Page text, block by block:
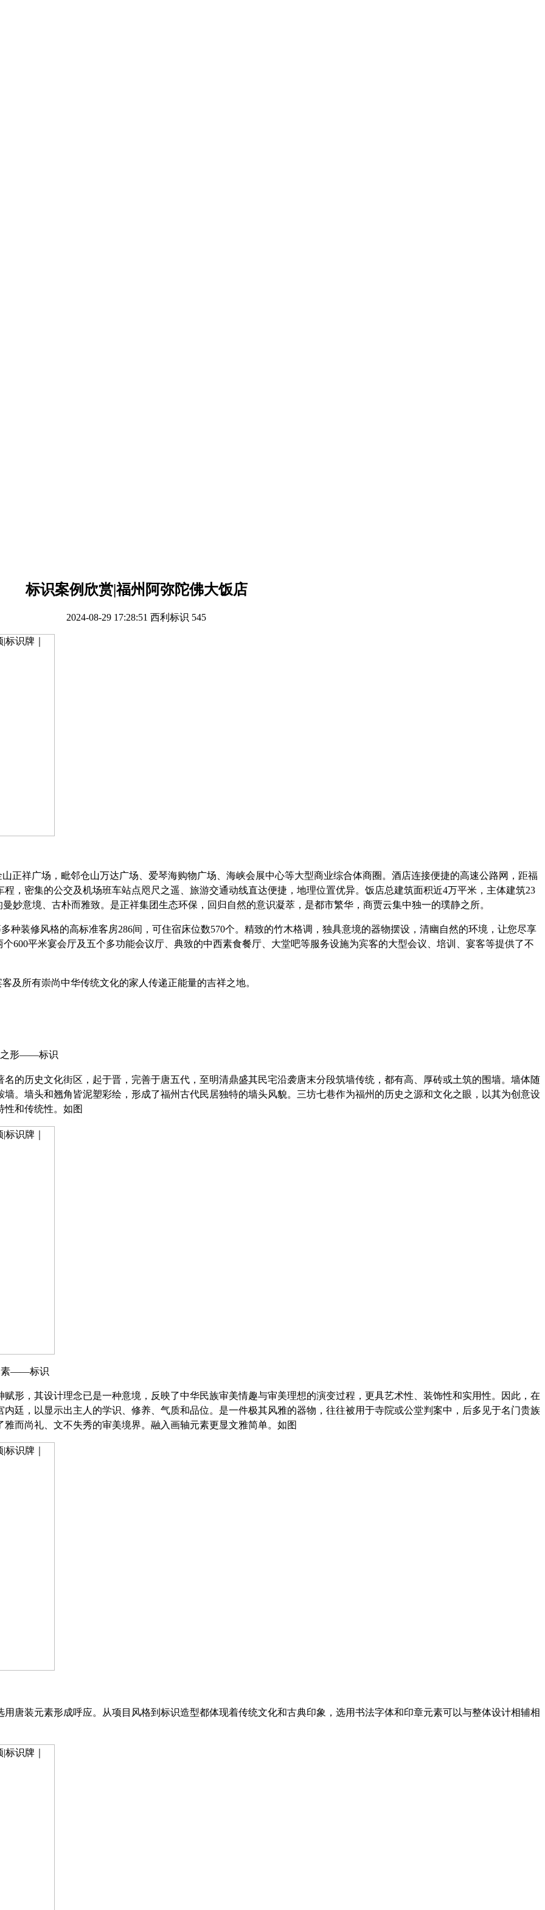
标识案例欣赏|福州阿弥陀佛大饭店
2024-08-29 17:28:51 西利标识 545
正祥广场，毗邻仓山万达广场、爱琴海购物广场、海峡会展中心等大型商业综合体商圈。酒店连接便捷的高速公路网，距福
，密集的公交及机场班车站点咫尺之遥、旅游交通动线直达便捷，地理位置优异。饭店总建筑面积近4万平米，主体建筑23
妙意境、古朴而雅致。是正祥集团生态环保，回归自然的意识凝萃 ， 是都市繁华，商贾云集中独一的璞静之所。
种装修风格的高标准客房286间，可住宿床位数570个。精致的竹木格调，独具意境的器物摆设，清幽自然的环境，让您尽享
600平米宴会厅及五个多功能会议厅、典致的中西素食餐厅、大堂吧等服务设施为宾客的大型会议、培训、宴客等提供了不
及所有崇尚中华传统文化的家人传递正能量的吉祥之地。
之形——标识
的历史文化街区， 起于晋，完善于唐五代，至明清鼎盛其民宅沿袭唐末分段筑墙传统，都有高、厚砖或土筑的围墙。墙体随
墙。墙头和翘角皆泥塑彩绘，形成了福州古代民居独特的墙头风貌。 三坊七巷作为福州的历史之源和文化之眼，以其为创意设
和传统性。 如图
素——标识
形，其设计理念已是一种意境，反映了中华民族审美情趣与审美理想的演变过程，更具艺术性、装饰性和实用性。因此，在
廷，以显示出主人的学识、修养、气质和品位。 是一件极其风雅的器物，往往被用于寺院或公堂判案中，后多见于名门贵族
而尚礼、文不失秀的审美境界。融入画轴元素更显文雅简单。 如图
唐装元素形成呼应。从项目风格到标识造型都体现着传统文化和古典印象，选用书法字体和印章元素可以与整体设计相辅相